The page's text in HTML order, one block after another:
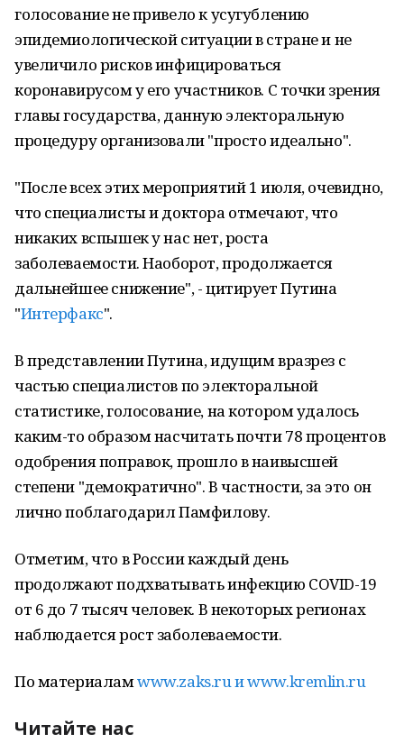
голосование не привело к усугублению
эпидемиологической ситуации в стране и не
увеличило рисков инфицироваться
коронавирусом у его участников. С точки зрения
главы государства, данную электоральную
процедуру организовали "просто идеально".
"После всех этих мероприятий 1 июля, очевидно,
что специалисты и доктора отмечают, что
никаких вспышек у нас нет, роста
заболеваемости. Наоборот, продолжается
дальнейшее снижение", - цитирует Путина
"Интерфакс".
В представлении Путина, идущим вразрез с
частью специалистов по электоральной
статистике, голосование, на котором удалось
каким-то образом насчитать почти 78 процентов
одобрения поправок, прошло в наивысшей
степени "демократично". В частности, за это он
лично поблагодарил Памфилову.
Отметим, что в России каждый день
продолжают подхватывать инфекцию COVID-19
от 6 до 7 тысяч человек. В некоторых регионах
наблюдается рост заболеваемости.
По материаламwww.zaks.ru иwww.kremlin.ru
Читайте нас